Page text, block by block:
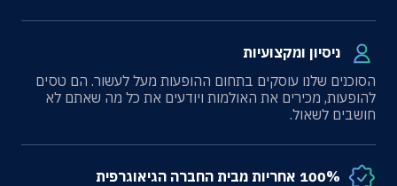
ניסיון ומקצועיות
הסוכנים שלנו עוסקים בתחום ההופעות מעל לעשור. הם טסים
להופעות, מכירים את האולמות ויודעים את כל מה שאתם לא
חושבים לשאול.
100% אחריות מבית החברה הגיאוגרפית